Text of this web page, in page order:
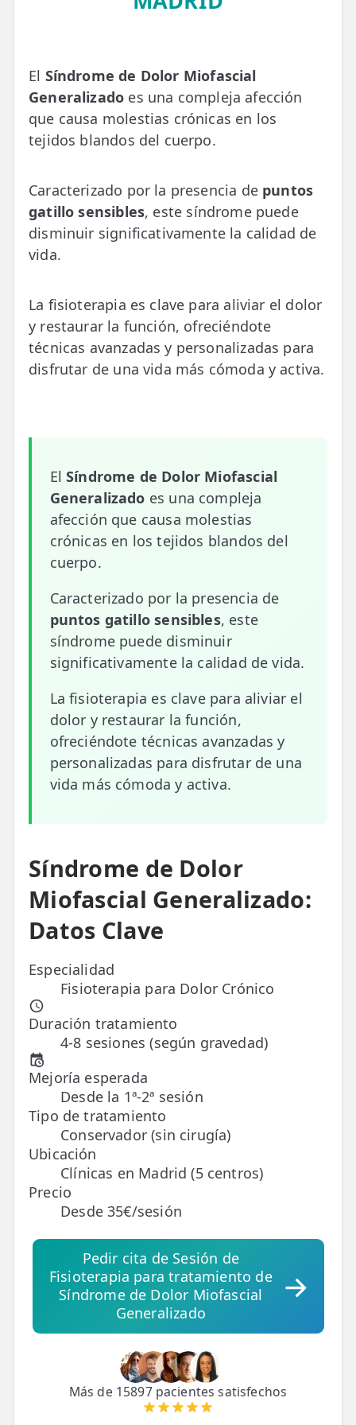
📅 Pedir Cita
📰 Blog
🏢 Empresas
UBICACIONES
🔍 Buscador Clínicas
📍 Barrio del Pilar
📍 Barrio Salamanca
📍 Carabanchel - Usera
📍 Bravo Murillo
🛍️ Tienda Bonos
🛍️ Tienda Productos Fisioterapia
🎁 Tarjetas Regalo
🛒 Carrito
❤️ Ofertas
CONTACTO
☎️ 91 005 23 63
📧 Contacta
ESPECIALIDADES
🩻 Fisioterapia Traumatológica
🫶 Suelo Pélvico
💆 Masajes Madrid
🏅 Fisioterapia Deportiva
🧠 Fisioterapia Neurológica
🧍 Fisioterapia Vestibular
🫁 Fisioterapia Respiratoria
👶 Fisioterapia Pediátrica
TRATAMIENTOS
✅ Punción Seca
✅ Ondas de Choque
✅ EPTE - EPI
ESTÉTICA
✨ Fisioestética
✨ Radiofrecuencia INDIBA
✨ Drenaje Linfático Manual
✨ Presoterapia
✨ Cicatrices y Estrías
El Síndrome de Dolor Miofascial
Generalizado es una compleja afección
que causa molestias crónicas en los
tejidos blandos del cuerpo.
Caracterizado por la presencia de puntos
gatillo sensibles, este síndrome puede
disminuir significativamente la calidad de
vida.
La fisioterapia es clave para aliviar el dolor
y restaurar la función, ofreciéndote
técnicas avanzadas y personalizadas para
disfrutar de una vida más cómoda y activa.
ElSíndrome de Dolor Miofascial
Generalizado es una compleja
afección que causa molestias
crónicas en los tejidos blandos del
cuerpo.
Caracterizado por la presencia de
puntos gatillo sensibles, este
síndrome puede disminuir
significativamente la calidad de vida.
La fisioterapia es clave para aliviar el
dolor y restaurar la función,
ofreciéndote técnicas avanzadas y
personalizadas para disfrutar de una
vida más cómoda y activa.
Síndrome de Dolor
Miofascial Generalizado:
Datos Clave
Especialidad
Fisioterapia para Dolor Crónico
Duración tratamiento
4-8 sesiones (según gravedad)
Mejoría esperada
Desde la 1ª-2ª sesión
Tipo de tratamiento
Conservador (sin cirugía)
Ubicación
Clínicas en Madrid (5 centros)
Precio
Desde 35€/sesión
Pedir cita de Sesión de
Fisioterapia para tratamiento de
Síndrome de Dolor Miofascial
Generalizado
Más de 15897 pacientes satisfechos